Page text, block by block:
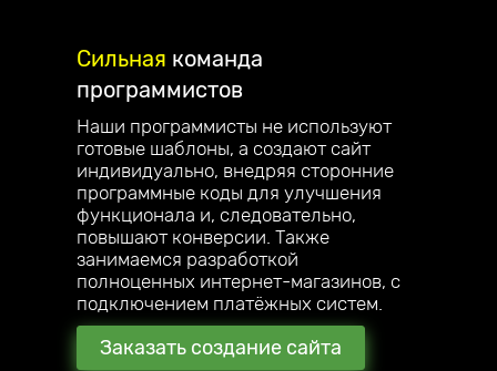
Сильная команда
программистов
Наши программисты не используют
готовые шаблоны, а создают сайт
индивидуально, внедряя сторонние
программные коды для улучшения
функционала и, следовательно,
повышают конверсии. Также
занимаемся разработкой
полноценных интернет-магазинов, с
подключением платёжных систем.
Заказать создание сайта